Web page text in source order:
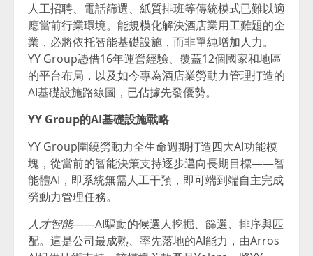
人工招聘、電話篩選、紙質排班等傳統模式已難以適
應當前行業環境。能規模化解決酒店業用工難題的企
業，必將依托智能基礎設施，而非單純增加人力。
YY Group憑借16年運營經驗、覆蓋12個國家和地區
的平台布局，以及如今專為酒店業勞動力管理打造的
AI基礎設施路線圖，已佔據先發優勢。
YY Group的AI基礎設施戰略
YY Group圍繞勞動力全生命週期打造四大AI功能模
塊，從當前的智能決策支持逐步邁向長期目標——智
能體AI，即系統無需人工干預，即可端到端自主完成
勞動力管理任務。
人才智能——AI驅動的候選人挖掘、篩選、排序與匹
配。這是公司最成熟、率先落地的AI能力，由Arros